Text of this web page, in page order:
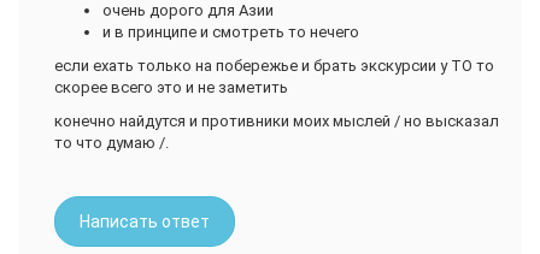
очень дорого для Азии
и в принципе и смотреть то нечего
если ехать только на побережье и брать экскурсии у ТО то
скорее всего это и не заметить
конечно найдутся и противники моих мыслей / но высказал
то что думаю /.
Написать ответ